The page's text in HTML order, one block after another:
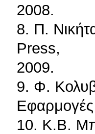
2008.
8. Π.
Press,
2009.
9. Φ.
10. Κ.Β.